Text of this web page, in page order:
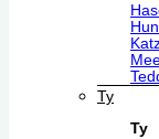
Ty
Ty